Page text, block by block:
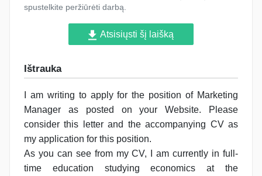
spustelkite peržiūrėti darbą.
Atsisiųsti šį laišką
Ištrauka
I am writing to apply for the position of Marketing
Manager as posted on your Website. Please
consider this letter and the accompanying CV as
my application for this position.
As you can see from my CV, I am currently in full-
time education studying economics at the